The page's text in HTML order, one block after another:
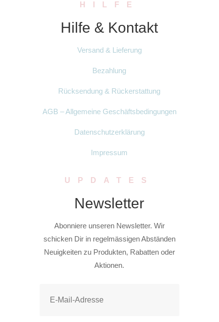
HILFE
Hilfe & Kontakt
Versand & Lieferung
Bezahlung
Rücksendung & Rückerstattung
AGB – Allgemeine Geschäftsbedingungen
Datenschutzerklärung
Impressum
UPDATES
Newsletter
Abonniere unseren Newsletter. Wir
schicken Dir in regelmässigen Abständen
Neuigkeiten zu Produkten, Rabatten oder
Aktionen.